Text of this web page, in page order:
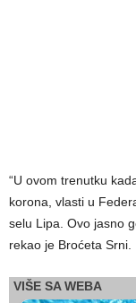
“U ovom trenutku
korona, vlasti u
selu Lipa. Ovo jasno
rekao je Broćeta Srni.